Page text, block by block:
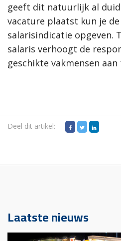
geeft dit natuurlijk al
vacature plaatst kun je
salarisindicatie opgeven.
salaris verhoogt de
geschikte vakmensen
Deel dit artikel:
Laatste nieuws